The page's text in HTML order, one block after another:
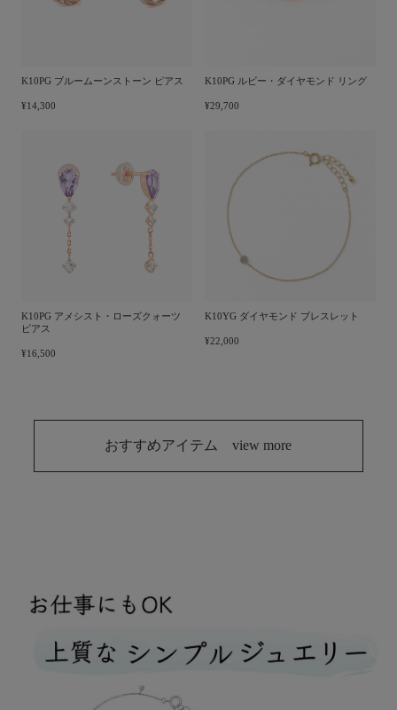
K10PG ブルームーンストーン ピアス
¥14,300
K10PG ルビー・ダイヤモンド リング
¥29,700
K10PG アメシスト・ローズクォーツ
ピアス
¥16,500
K10YG ダイヤモンド ブレスレット
¥22,000
おすすめアイテム view more